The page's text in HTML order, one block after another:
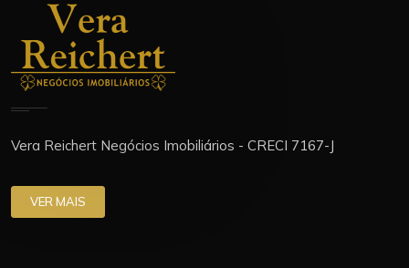
Vera Reichert Negócios Imobiliários - CRECI 7167-J
VER MAIS